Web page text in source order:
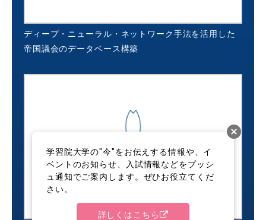
ディープ・ニューラル・ネットワーク手法を活用した
帝国議会のデータベース構築
学習院大学の"今"をお伝えする情報や、イ
ベントのお知らせ、入試情報などをプッシ
ュ通知でご案内します。ぜひお役立てくだ
さい。
詳しくはこちら